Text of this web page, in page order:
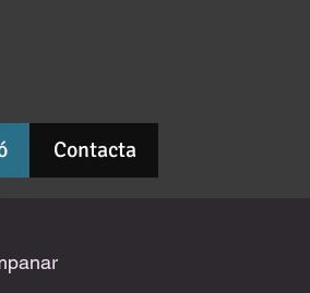
Contacta